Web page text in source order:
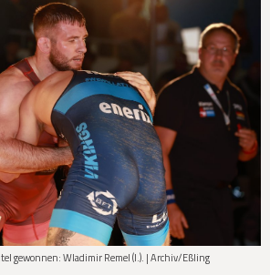
gewonnen: Wladimir Remel (l.). | Archiv/Eßling